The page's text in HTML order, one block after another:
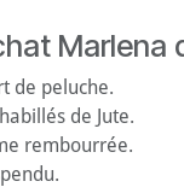
Marlena
de peluche.
de Jute.
rembourrée.